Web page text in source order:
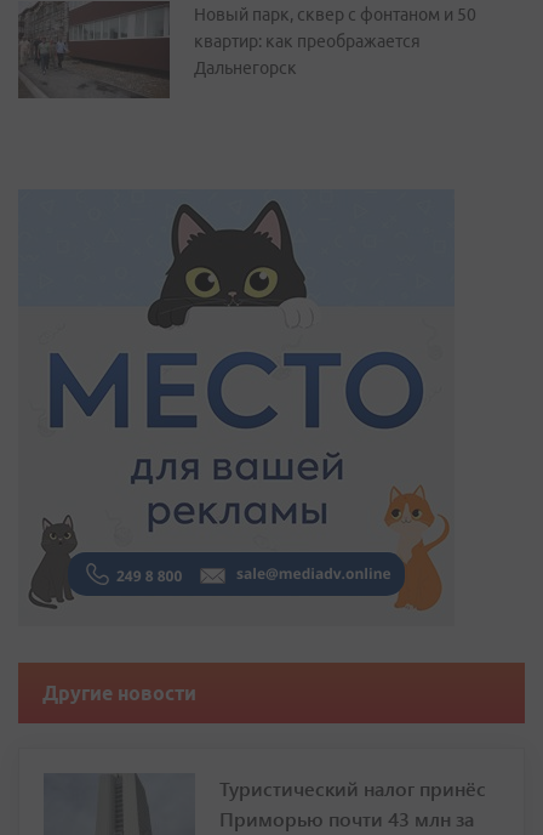
Новый парк, сквер с фонтаном и 50
квартир: как преображается
Дальнегорск
Другие новости
Туристический налог принёс
Приморью почти 43 млн за